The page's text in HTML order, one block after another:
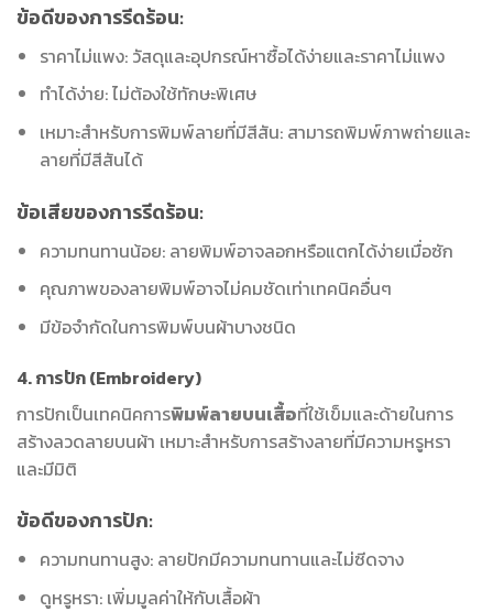
ข้อดีของการรีดร้อน:
ราคาไม่แพง: วัสดุและอุปกรณ์หาซื้อได้ง่ายและราคาไม่แพง
ทำได้ง่าย: ไม่ต้องใช้ทักษะพิเศษ
เหมาะสำหรับการพิมพ์ลายที่มีสีสัน: สามารถพิมพ์ภาพถ่ายและ
ลายที่มีสีสันได้
ข้อเสียของการรีดร้อน:
ความทนทานน้อย: ลายพิมพ์อาจลอกหรือแตกได้ง่ายเมื่อซัก
คุณภาพของลายพิมพ์อาจไม่คมชัดเท่าเทคนิคอื่นๆ
มีข้อจำกัดในการพิมพ์บนผ้าบางชนิด
4. การปัก (Embroidery)
การปักเป็นเทคนิคการพิมพ์ลายบนเสื้อที่ใช้เข็มและด้ายในการ
สร้างลวดลายบนผ้า เหมาะสำหรับการสร้างลายที่มีความหรูหรา
และมีมิติ
ข้อดีของการปัก:
ความทนทานสูง: ลายปักมีความทนทานและไม่ซีดจาง
ดูหรูหรา: เพิ่มมูลค่าให้กับเสื้อผ้า